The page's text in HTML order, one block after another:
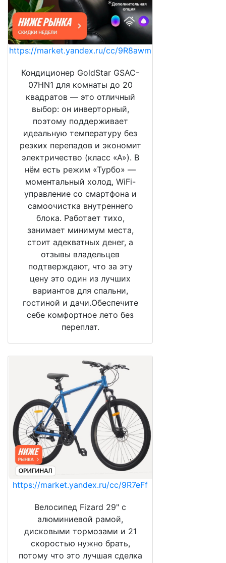
https://market.yandex.ru/cc/9R8awm
Кондиционер GoldStar GSAC-
07HN1 для комнаты до 20
квадратов — это отличный
выбор: он инверторный,
поэтому поддерживает
идеальную температуру без
резких перепадов и экономит
электричество (класс «А»). В
нём есть режим «Турбо» —
моментальный холод, WiFi-
управление со смартфона и
самоочистка внутреннего
блока. Работает тихо,
занимает минимум места,
стоит адекватных денег, а
отзывы владельцев
подтверждают, что за эту
цену это один из лучших
вариантов для спальни,
гостиной и дачи.Обеспечите
себе комфортное лето без
переплат.
https://market.yandex.ru/cc/9R7eFf
Велосипед Fizard 29" с
алюминиевой рамой,
дисковыми тормозами и 21
скоростью нужно брать,
потому что это лучшая сделка